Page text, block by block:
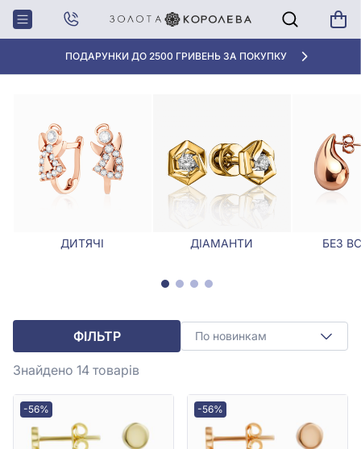
«КРАЩА ЦІНА» ВІД 5945 ГРН/ГРАМ
Головна Сережки Золоті сережки з малахітом
ЗОЛОТІ СЕРЕЖКИ З МАЛАХІТОМ
ДИТЯЧІ ДІАМАНТИ БЕЗ
ФІЛЬТР По новинкам
Знайдено 14 товарів
-56% -56%